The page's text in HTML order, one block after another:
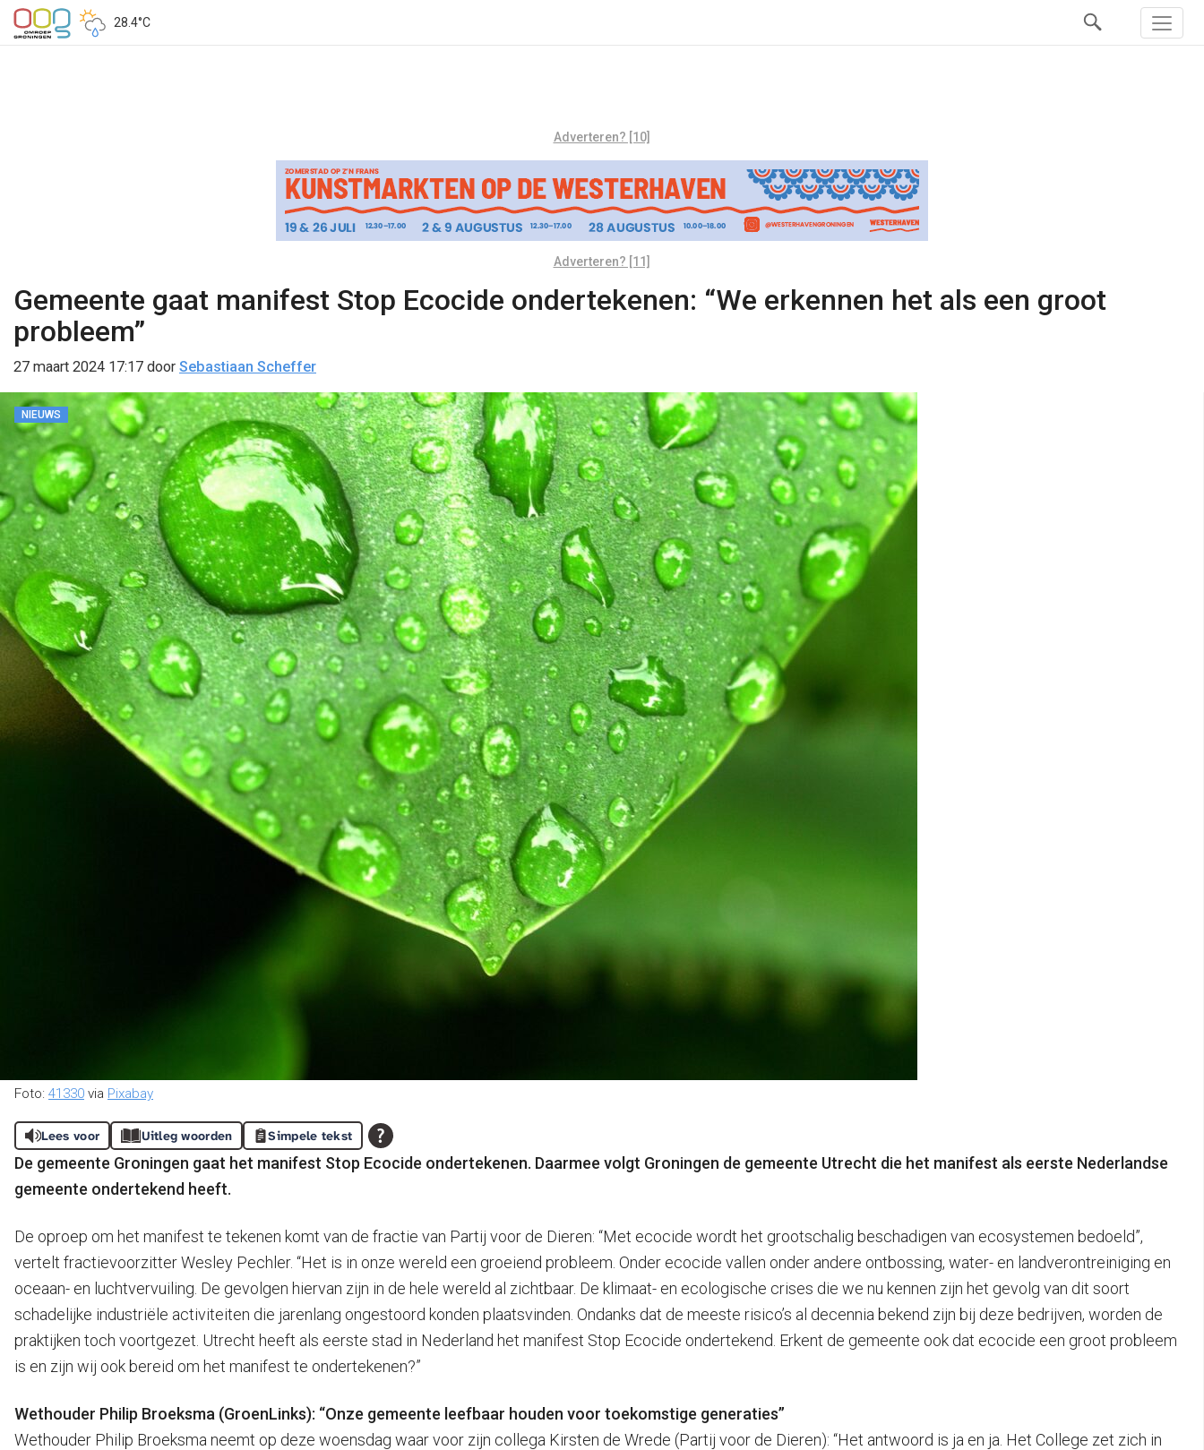
28.4°C
Adverteren? [10]
Adverteren? [11]
Gemeente gaat manifest Stop Ecocide ondertekenen: “We erkennen het als een groot
probleem”
27 maart 2024 17:17 door Sebastiaan Scheffer
NIEUWS
Foto: 41330 via Pixabay
Lees voor Uitleg woorden Simpele tekst
De gemeente Groningen gaat het manifest Stop Ecocide ondertekenen. Daarmee volgt Groningen de gemeente Utrecht die het manifest als eerste Nederlandse
gemeente ondertekend heeft.
De oproep om het manifest te tekenen komt van de fractie van Partij voor de Dieren: “Met ecocide wordt het grootschalig beschadigen van ecosystemen bedoeld”,
vertelt fractievoorzitter Wesley Pechler. “Het is in onze wereld een groeiend probleem. Onder ecocide vallen onder andere ontbossing, water- en landverontreiniging en
oceaan- en luchtvervuiling. De gevolgen hiervan zijn in de hele wereld al zichtbaar. De klimaat- en ecologische crises die we nu kennen zijn het gevolg van dit soort
schadelijke industriële activiteiten die jarenlang ongestoord konden plaatsvinden. Ondanks dat de meeste risico’s al decennia bekend zijn bij deze bedrijven, worden de
praktijken toch voortgezet. Utrecht heeft als eerste stad in Nederland het manifest Stop Ecocide ondertekend. Erkent de gemeente ook dat ecocide een groot probleem
is en zijn wij ook bereid om het manifest te ondertekenen?”
Wethouder Philip Broeksma (GroenLinks): “Onze gemeente leefbaar houden voor toekomstige generaties”
Wethouder Philip Broeksma neemt op deze woensdag waar voor zijn collega Kirsten de Wrede (Partij voor de Dieren): “Het antwoord is ja en ja. Het College zet zich in